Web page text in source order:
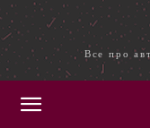
Все про